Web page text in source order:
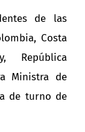
de las
Costa
República
Ministra de
de turno de